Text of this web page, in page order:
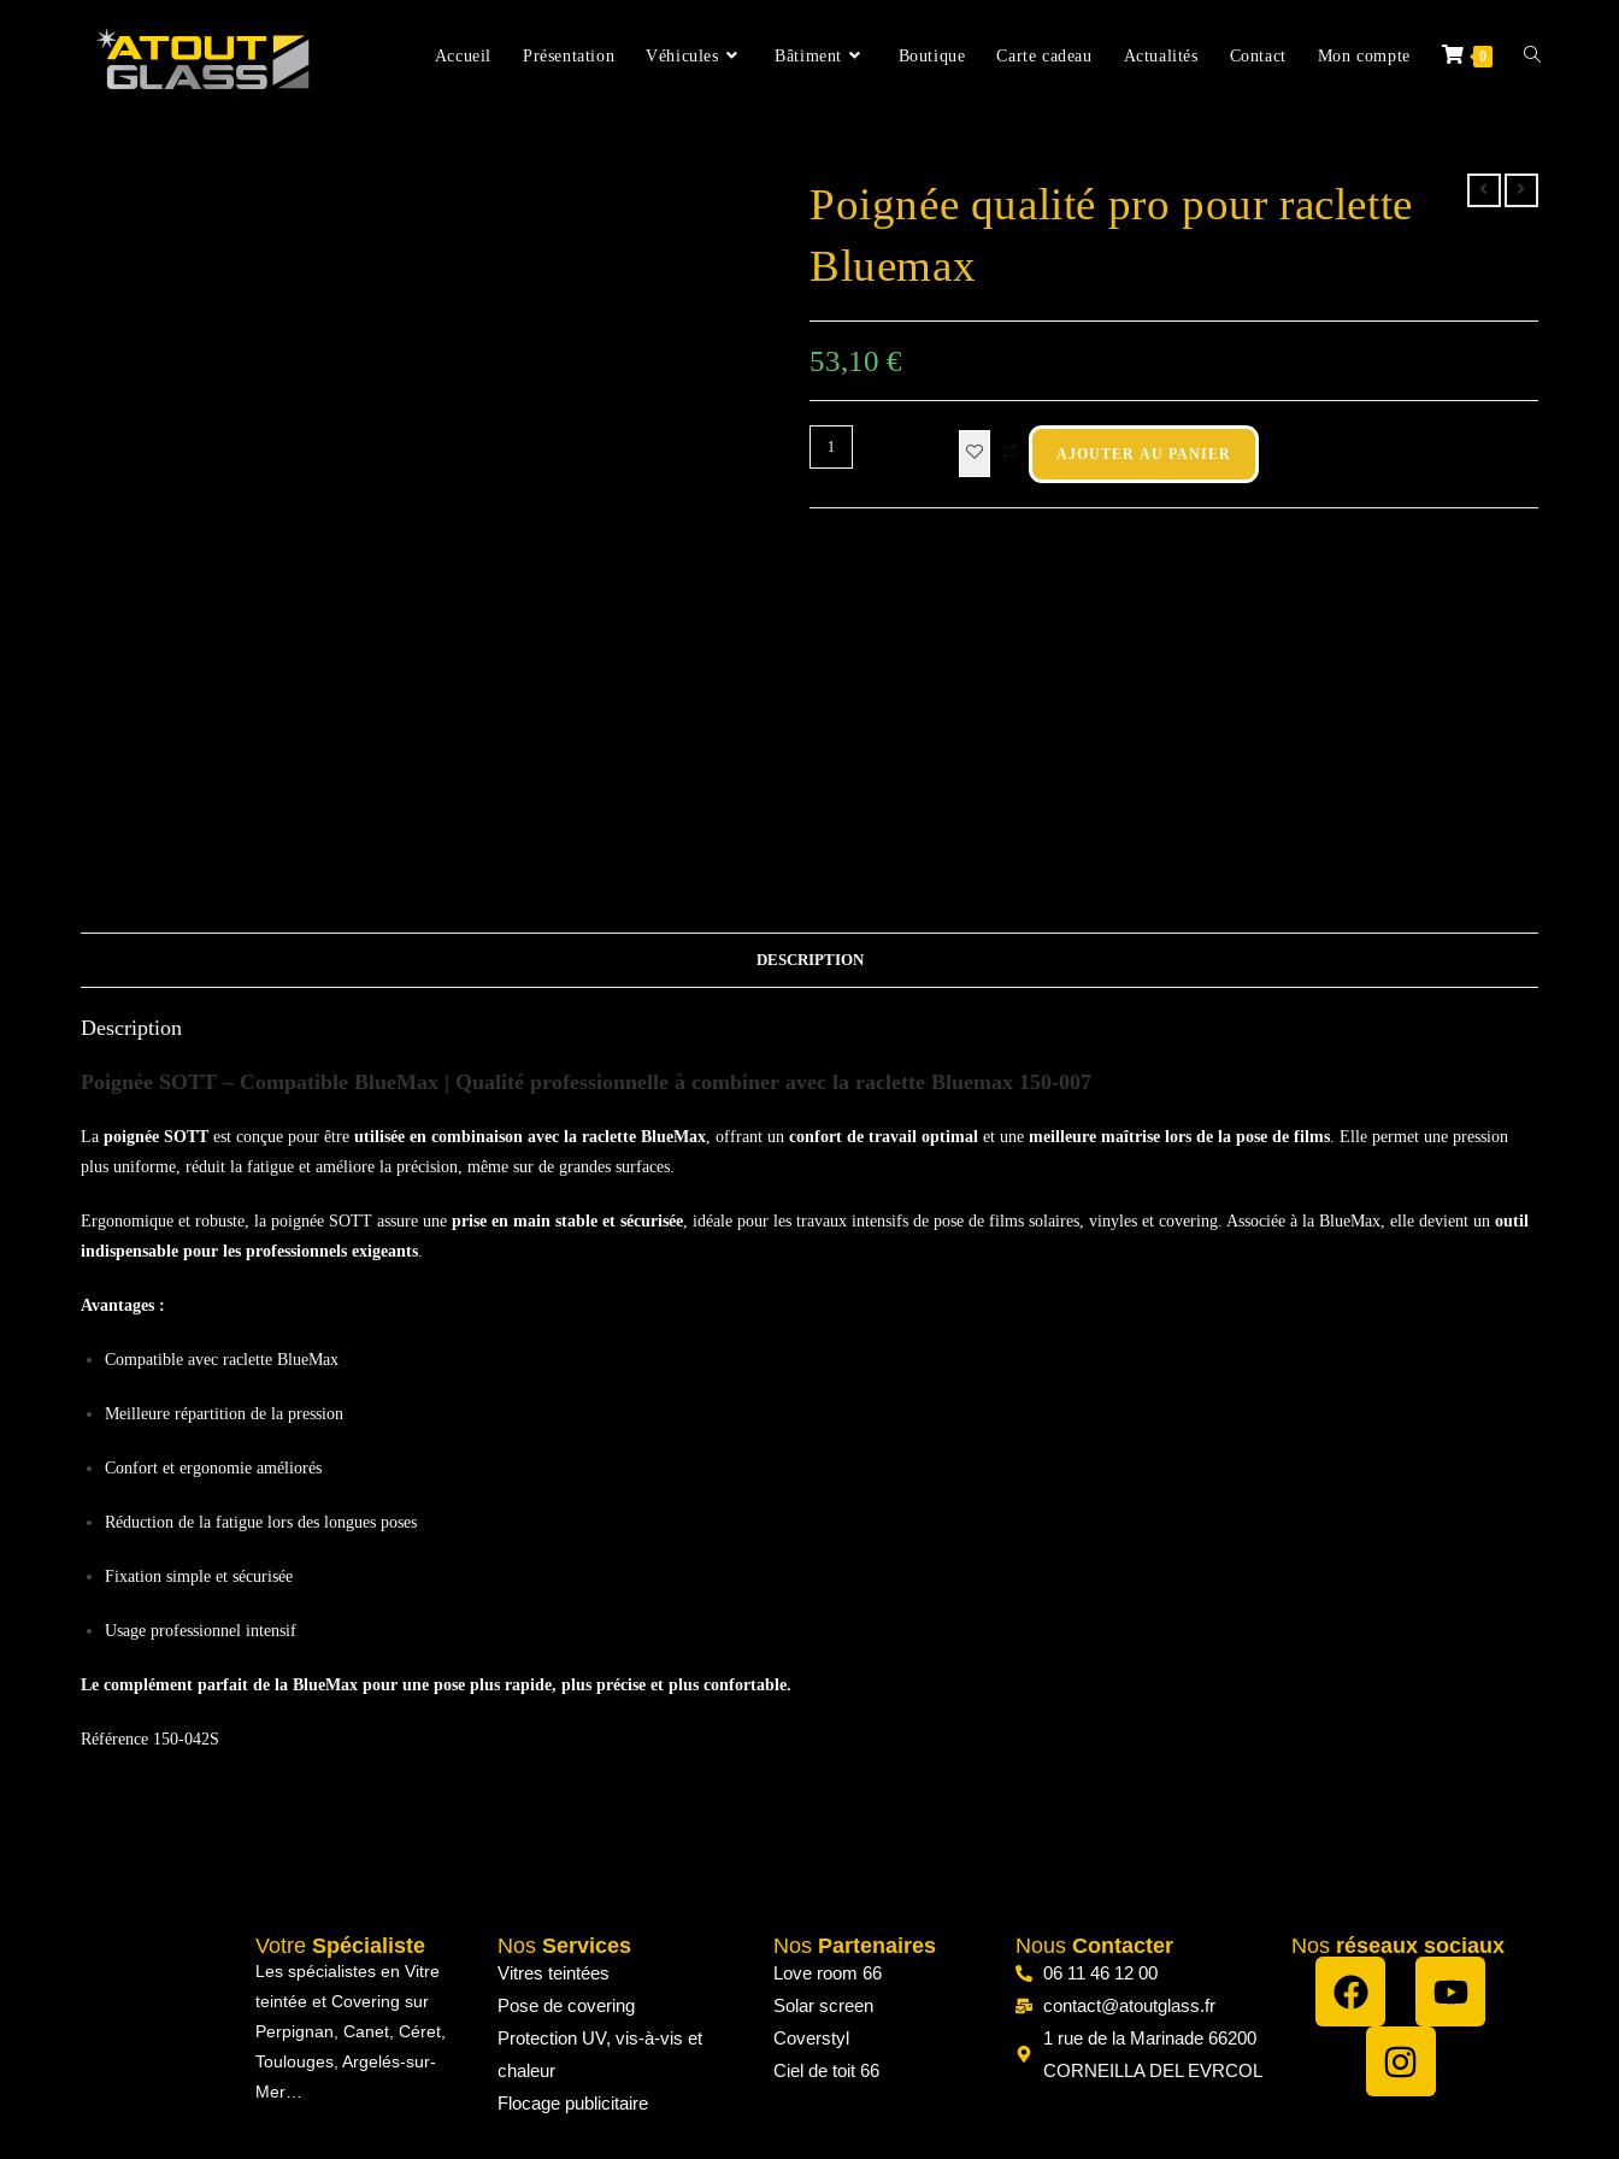
Accueil Présentation Véhicules Bâtiment Boutique Carte cadeau Actualités Contact Mon compte 0
Poignée qualité pro pour raclette
Bluemax
53,10 €
AJOUTER AU PANIER
DESCRIPTION
Description
Poignée SOTT – Compatible BlueMax | Qualité professionnelle à combiner avec la raclette Bluemax 150-007
Lapoignée SOTTest conçue pour êtreutilisée en combinaison avec la raclette BlueMax, offrant unconfort de travail optimal et unemeilleure maîtrise lors de la pose de films. Elle permet une pression
plus uniforme, réduit la fatigue et améliore la précision, même sur de grandes surfaces.
Ergonomique et robuste, la poignée SOTT assure uneprise en main stable et sécurisée, idéale pour les travaux intensifs de pose de films solaires, vinyles et covering. Associée à la BlueMax, elle devient unoutil
indispensable pour les professionnels exigeants.
Avantages :
Compatible avec raclette BlueMax
Meilleure répartition de la pression
Confort et ergonomie améliorés
Réduction de la fatigue lors des longues poses
Fixation simple et sécurisée
Usage professionnel intensif
Le complément parfait de la BlueMax pour une pose plus rapide, plus précise et plus confortable.
Référence 150-042S
Votre Spécialiste
Les spécialistes en Vitre
teintée et Covering sur
Perpignan, Canet, Céret,
Toulouges, Argelés-sur-
Mer…
NosServices
Vitres teintées
Pose de covering
Protection UV, vis-à-vis et
chaleur
Flocage publicitaire
Nos Partenaires
Love room 66
Solar screen
Coverstyl
Ciel de toit 66
NousContacter
06 11 46 12 00
contact@atoutglass.fr
1 rue de la Marinade 66200
CORNEILLA DEL EVRCOL
Nos réseaux sociaux